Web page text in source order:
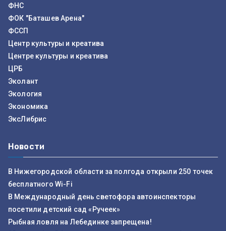
ФНС
ФОК "Баташев Арена"
ФССП
Центр культуры и креатива
Центре культуры и креатива
ЦРБ
Эколант
Экология
Экономика
ЭксЛибрис
Новости
В Нижегородской области за полгода открыли 250 точек
бесплатного Wi-Fi
В Международный день светофора автоинспекторы
посетили детский сад «Ручеек»
Рыбная ловля на Лебединке запрещена!